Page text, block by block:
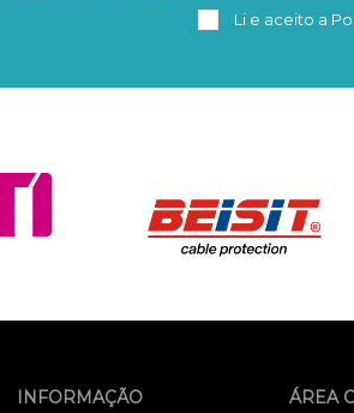
Li e aceito a
INFORMAÇÃO ÁREA